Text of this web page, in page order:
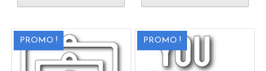
PROMO ! PROMO !